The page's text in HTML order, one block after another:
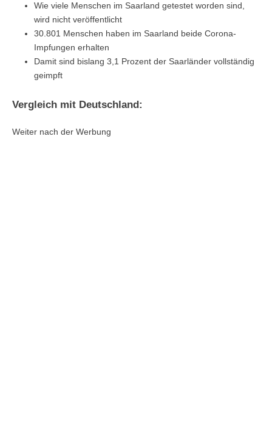
Wie viele Menschen im Saarland getestet worden sind,
wird nicht veröffentlicht
30.801 Menschen haben im Saarland beide Corona-
Impfungen erhalten
Damit sind bislang 3,1 Prozent der Saarländer vollständig
geimpft
Vergleich mit Deutschland:
Weiter nach der Werbung